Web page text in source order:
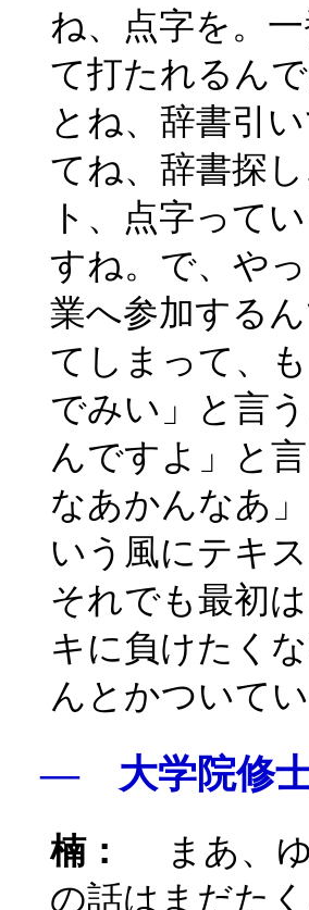
ね、点字を。
て打たれるん
とね、辞書引
てね、辞書探
ト、点字って
すね。で、や
業へ参加する
てしまって、
でみい」と言
んですよ」と
なあかんなあ
いう風にテキ
それでも最初
キに負けたく
んとかついてい
― 大学院修
楠：
まあ、ゆ
の話はまだた